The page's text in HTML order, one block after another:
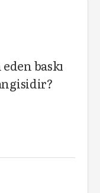
baskı